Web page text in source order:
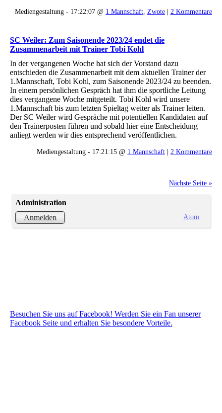
Mediengestaltung - 17:22:07 @ 1 Mannschaft Zwote | 2 Kommentare
SC Weiler: Zum Saisonende 2023/24 endet die
Zusammenarbeit mit Trainer Tobi Kohl
In der vergangenen Woche hat sich der Vorstand dazu
entschieden die Zusammenarbeit mit dem aktuellen Trainer der
1.Mannschaft, Tobi Kohl, zum Saisonende 2023/24 zu beenden.
In einem persönlichen Gespräch hat ihm die sportliche Leitung
dies vergangene Woche mitgeteilt. Tobi Kohl wird unsere
1.Mannschaft bis zum letzten Spieltag weiter als Trainer leiten.
Der SC Weiler wird Gespräche mit potentiellen Kandidaten auf
den Trainerposten führen und sobald hier eine Entscheidung
anliegt werden wir dies entsprechend veröffentlichen.
Mediengestaltung - 17:21:15 @ 1 Mannschaft | 2 Kommentare
Nächste Seite »
Administration
Anmelden
Atom
Besuchen Sie uns auf Facebook! Werden Sie ein Fan unserer
Facebook Seite und erhalten Sie besondere Vorteile.